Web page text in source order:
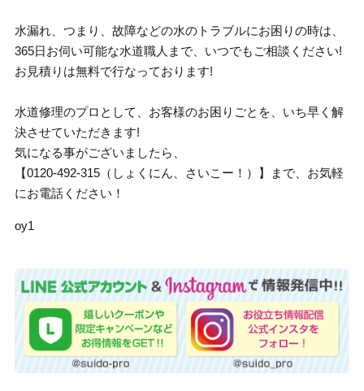
水漏れ、つまり、故障などの水のトラブルにお困りの時は、
365日お伺い可能な水道職人まで、いつでもご相談ください!
お見積りは無料で行なっております!
水道修理のプロとして、お客様のお困りごとを、いち早く解
決させていただきます!
気になる事がございましたら、
【0120-492-315（しょくにん、さいこー！）】まで、お気軽
にお電話ください！
oy1